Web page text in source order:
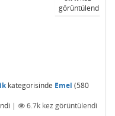
görüntülendi
kategorisinde Emel (580
| 6.7k kez görüntülendi